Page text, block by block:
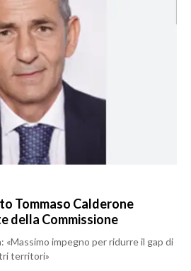
Tommaso Calderone
della Commissione
«Massimo impegno per ridurre il gap di
territori»